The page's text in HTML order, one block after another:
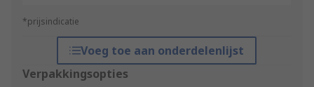
*prijsindicatie
Voeg toe aan onderdelenlijst
Verpakkingsopties